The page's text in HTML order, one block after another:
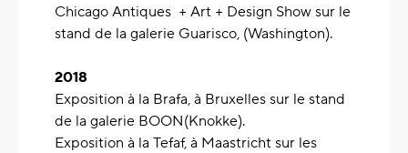
Chicago Antiques + Art + Design Show sur le
stand de la galerie Guarisco, (Washington).
2018
Exposition à la Brafa, à Bruxelles sur le stand
de la galerie BOON(Knokke).
Exposition à la Tefaf, à Maastricht sur les